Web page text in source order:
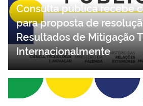
Consulta pública recebe
para proposta de
Resultados de Mitigação
Internacionalmente